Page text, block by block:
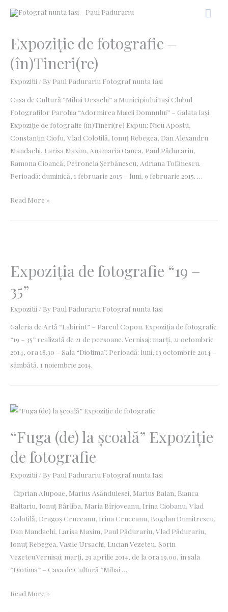
Expoziţie de fotografie –
(în)Tineri(re)
Expozitii / By Paul Padurariu Fotograf nunta Iasi
Casa de Cultură “Mihai Ursachi” a Municipiului Iaşi Clubul
Fotografilor Parohia “Adormirea Maicii Domnului” – Galata Iaşi
Expoziţie de fotografie (în)Tineri(re) Expun: Nicu Apostu,
Constantin Ciofu, Vlad Colotilă, Ionuţ Rebegea, Dan Alexandru
Mandachi, Larisa Maxim, Anamaria Oanea, Paul Pădurariu,
Ramona Cioancă, Petronela Şerbănescu, Adriana Tofănescu.
Perioadă: duminică, 1 februarie 2015 – luni, 9 februarie 2015. …
Read More »
Expoziţia de fotografie “19 –
35”
Expozitii / By Paul Padurariu Fotograf nunta Iasi
Galeria de Artă “Labirint” – Parcul Copou. Expoziţia de fotografie
“19 – 35” realizată de 21 de persoane. Vernisaj: marţi, 21 octombrie
2014, ora 18.30 – Sala “Diotima”. Perioadă: luni, 13 octombrie 2014 –
sâmbătă, 1 noiembrie 2014.
“Fuga (de) la şcoală” Expoziţie
de fotografie
Expozitii / By Paul Padurariu Fotograf nunta Iasi
Ciprian Alupoae, Marius Asăndulesei, Marius Balan, Bianca
Baltariu, Ionuţ Bârliba, Maria Bîrjoveanu, Irina Ciobanu, Vlad
Colotilă, Dragoş Cruceanu, Irina Cruceanu, Bogdan Dumitrescu,
Dan Mandachi, Larisa Maxim, Paul Pădurariu, Vlad Pădurariu,
Ionuţ Rebegea, Vasile Ursachi, Lucian Vezeteu, Sorin
Vezeteu.Vernisaj: marţi, 29 aprilie 2014, de la ora 19.00, în sala
“Diotima” – Casa de Cultură “Mihai …
Read More »